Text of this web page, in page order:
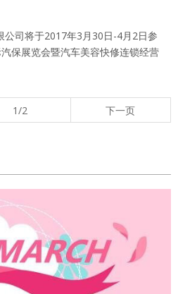
公司将于2017年3月30日-4月2日参
保展览会暨汽车美容快修连锁经营
1/2 下一页